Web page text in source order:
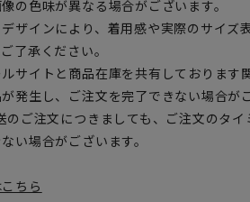
の色味が異なる場合がございます。
ザインにより、着用感や実際のサイズ
了承ください。
サイトと商品在庫を共有しております
発生し、ご注文を完了できない場合が
のご注文につきましても、ご注文のタ
い場合がございます。
ちら